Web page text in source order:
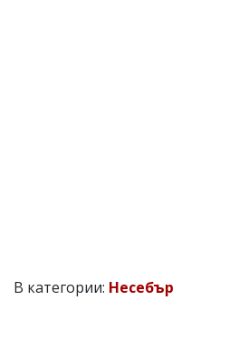
В категории: Несебър